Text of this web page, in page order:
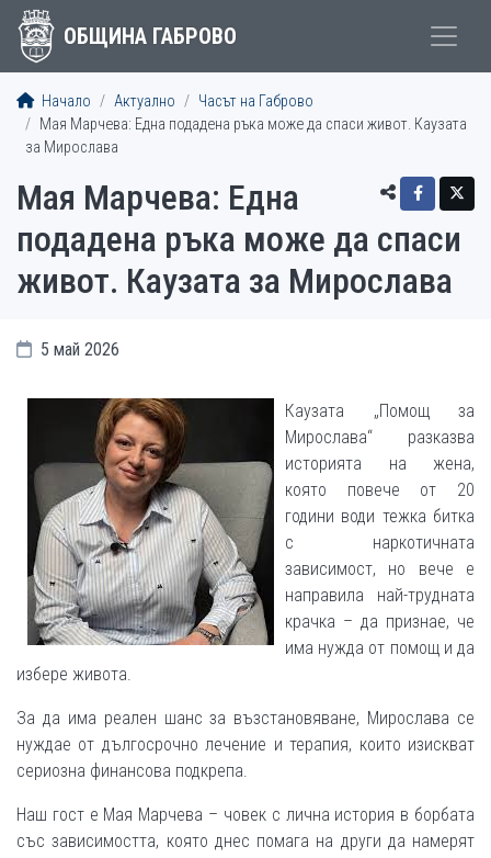
ОБЩИНА ГАБРОВО
Начало Актуално
Часът на Габрово
Мая Марчева: Една подадена ръка може да спаси живот. Каузата
за Мирослава
Мая Марчева: Една
подадена ръка може да спаси
живот. Каузата за Мирослава
5 май 2026
Каузата „Помощ за
Мирослава“ разказва
историята на жена,
която повече от 20
години води тежка битка
с наркотичната
зависимост, но вече е
направила най-трудната
крачка – да признае, че
има нужда от помощ и да
избере живота.
За да има реален шанс за възстановяване, Мирослава се
нуждае от дългосрочно лечение и терапия, които изискват
сериозна финансова подкрепа.
Наш гост е Мая Марчева – човек с лична история в борбата
със зависимостта, която днес помага на други да намерят